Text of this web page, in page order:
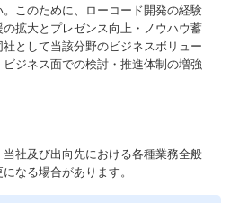
このために、ローコード開発の経験
拡大とプレゼンス向上・ノウハウ蓄
として当該分野のビジネスボリュー
ジネス面での検討・推進体制の増強
社及び出向先における各種業務全般
なる場合があります。